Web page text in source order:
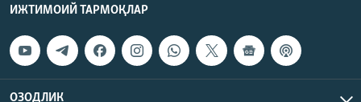
ИЖТИМОИЙ ТАРМОҚЛАР
ОЗОДЛИК